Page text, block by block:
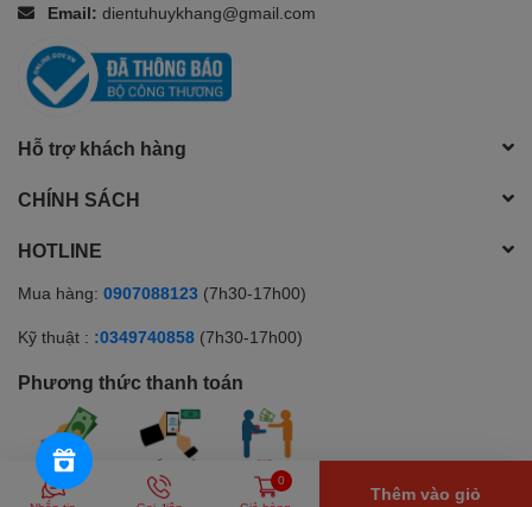
Email: dientuhuykhang@gmail.com
Hỗ trợ khách hàng
CHÍNH SÁCH
HOTLINE
Mua hàng: 0907088123 (7h30-17h00)
Kỹ thuật : :0349740858 (7h30-17h00)
Phương thức thanh toán
© Bản quyền thuộc về Huy Khang Electronics | Cung cấp bởiSapo
0
Thêm vào giỏ